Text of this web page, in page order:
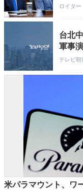
ロイター
台北
軍事
テレビ朝
米パラマウント、ワ